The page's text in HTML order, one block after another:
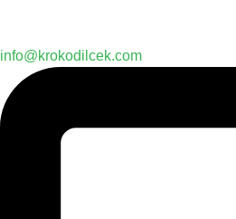
info@krokodilcek.com